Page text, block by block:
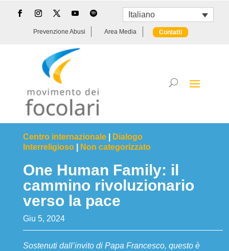
Italiano
Prevenzione Abusi Area Media Contatti
Centro internazionale|
Dialogo
Interreligioso| Non categorizzato
One Human Family: il
cammino rivoluzionario
verso la pace
Giu 5, 2024
Sostenuti dall’invito di Papa Francesco, questo è